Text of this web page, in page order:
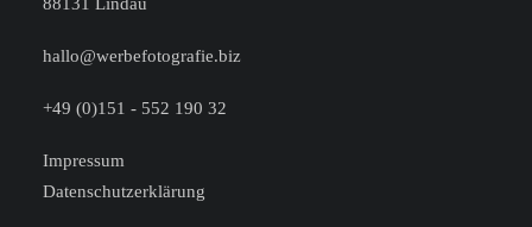
hallo@werbefotografie.biz
+49 (0)151 - 552 190 32
Impressum
Datenschutzerklärung